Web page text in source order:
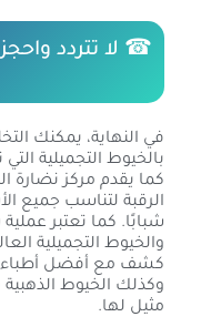
☎ لا تتردد
في النهاية، يمكنك
بالخيوط التجميلية
كما يقدم مركز نضارة
الرقبة لتناسب جميع
شبابًا. كما تعتبر
والخيوط التجميلية
كشف مع أفضل أطباء
وكذلك الخيوط
مثيل لها.